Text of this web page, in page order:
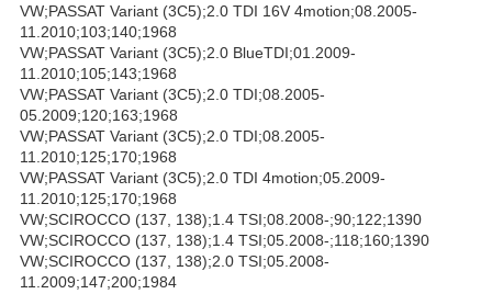
VW;PASSAT Variant (3C5);2.0 TDI 16V 4motion;08.2005-
11.2010;103;140;1968
VW;PASSAT Variant (3C5);2.0 BlueTDI;01.2009-
11.2010;105;143;1968
VW;PASSAT Variant (3C5);2.0 TDI;08.2005-
05.2009;120;163;1968
VW;PASSAT Variant (3C5);2.0 TDI;08.2005-
11.2010;125;170;1968
VW;PASSAT Variant (3C5);2.0 TDI 4motion;05.2009-
11.2010;125;170;1968
VW;SCIROCCO (137, 138);1.4 TSI;08.2008-;90;122;1390
VW;SCIROCCO (137, 138);1.4 TSI;05.2008-;118;160;1390
VW;SCIROCCO (137, 138);2.0 TSI;05.2008-
11.2009;147;200;1984